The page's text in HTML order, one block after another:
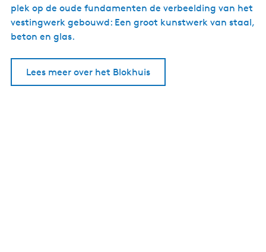
plek op de oude fundamenten de verbeelding van het
vestingwerk gebouwd: Een groot kunstwerk van staal,
beton en glas.
Lees meer over het Blokhuis